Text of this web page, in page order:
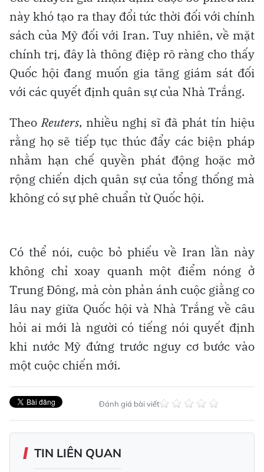
này khó tạo ra thay đổi tức thời đối với chính
sách của Mỹ đối với Iran. Tuy nhiên, về mặt
chính trị, đây là thông điệp rõ ràng cho thấy
Quốc hội đang muốn gia tăng giám sát đối
với các quyết định quân sự của Nhà Trắng.
TheoReuters, nhiều nghị sĩ đã phát tín hiệu
rằng họ sẽ tiếp tục thúc đẩy các biện pháp
nhằm hạn chế quyền phát động hoặc mở
rộng chiến dịch quân sự của tổng thống mà
không có sự phê chuẩn từ Quốc hội.
Có thể nói, cuộc bỏ phiếu về Iran lần này
không chỉ xoay quanh một điểm nóng ở
Trung Đông, mà còn phản ánh cuộc giằng co
lâu nay giữa Quốc hội và Nhà Trắng về câu
hỏi ai mới là người có tiếng nói quyết định
khi nước Mỹ đứng trước nguy cơ bước vào
một cuộc chiến mới.
Đánh giá bài viết
TIN LIÊN QUAN